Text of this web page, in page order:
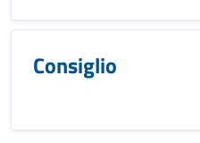
Consiglio